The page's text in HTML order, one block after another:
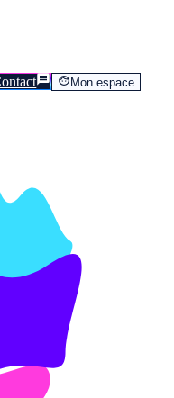
Mon espace